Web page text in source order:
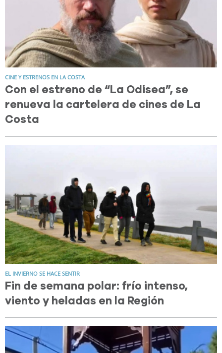
CINE Y ESTRENOS EN LA COSTA
Con el estreno de “La Odisea”, se
renueva la cartelera de cines de La
Costa
EL INVIERNO SE HACE SENTIR
Fin de semana polar: frío intenso,
viento y heladas en la Región